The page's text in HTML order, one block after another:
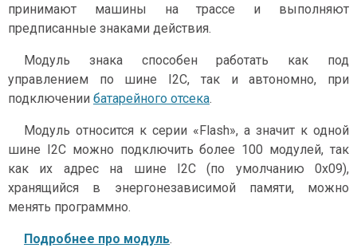
принимают машины на трассе и выполняют
предписанные знаками действия.
Модуль знака способен работать как под
управлением по шине I2С, так и автономно, при
подключении батарейного отсека.
Модуль относится к серии «Flash», а значит к одной
шине I2C можно подключить более 100 модулей, так
как их адрес на шине I2C (по умолчанию 0x09),
хранящийся в энергонезависимой памяти, можно
менять программно.
Подробнее про модуль.